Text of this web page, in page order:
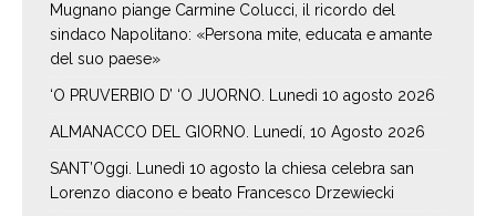
Mugnano piange Carmine Colucci, il ricordo del
sindaco Napolitano: «Persona mite, educata e amante
del suo paese»
‘O PRUVERBIO D’ ‘O JUORNO. Lunedì 10 agosto 2026
ALMANACCO DEL GIORNO. Lunedí, 10 Agosto 2026
SANT’Oggi. Lunedì 10 agosto la chiesa celebra san
Lorenzo diacono e beato Francesco Drzewiecki